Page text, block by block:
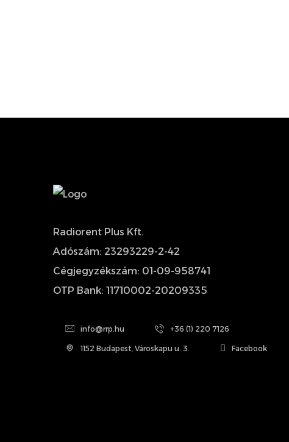
Radiorent Plus Kft.
Adószám: 23293229-2-42
Cégjegyzékszám: 01-09-958741
OTP Bank: 11710002-20209335
info@rrp.hu +36 (1) 220 7126
1152 Budapest, Városkapu u. 3. Facebook